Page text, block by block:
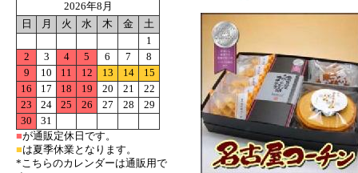
2026年8月
日
月 火 水 木 金
土
1
2
3 4 5 6 7
8
9
10 11 12 13 14
15
16
17 18 19 20 21
22
23
24 25 26 27 28
29
30
31
■が通販定休日です。
■は夏季休業となります。
*こちらのカレンダーは通販用で